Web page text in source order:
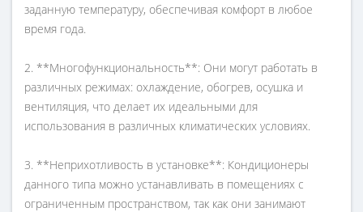
заданную температуру, обеспечивая комфорт в любое
время года.
2. **Многофункциональность**: Они могут работать в
различных режимах: охлаждение, обогрев, осушка и
вентиляция, что делает их идеальными для
использования в различных климатических условиях.
3. **Неприхотливость в установке**: Кондиционеры
данного типа можно устанавливать в помещениях с
ограниченным пространством, так как они занимают